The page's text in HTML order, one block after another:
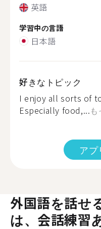
英語
学習中の言語
日本語
好きなトピック
I enjoy all sorts of
Especially food,...
アプ
外国語を話せ
は、会話練習